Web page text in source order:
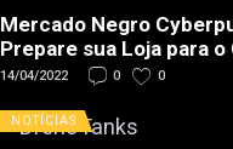
Mercado Negro
Prepare sua Loja para o
14/04/2022 0 0
NOTÍCIAS